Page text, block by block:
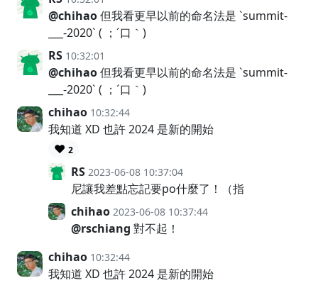
@chihao但我看更早以前的命名法是 `summit-
___-2020` ( ；´口｀)
RS 10:32:01
@chihao但我看更早以前的命名法是 `summit-
___-2020` ( ；´口｀)
chihao 10:32:44
我知道 XD 也許 2024 是新的開始
❤️ 2
RS 2023-06-08 10:37:04
尼讓我差點忘記要po什麼了！（指
chihao 2023-06-08 10:37:44
@rschiang 對不起！
chihao 10:32:44
我知道 XD 也許 2024 是新的開始